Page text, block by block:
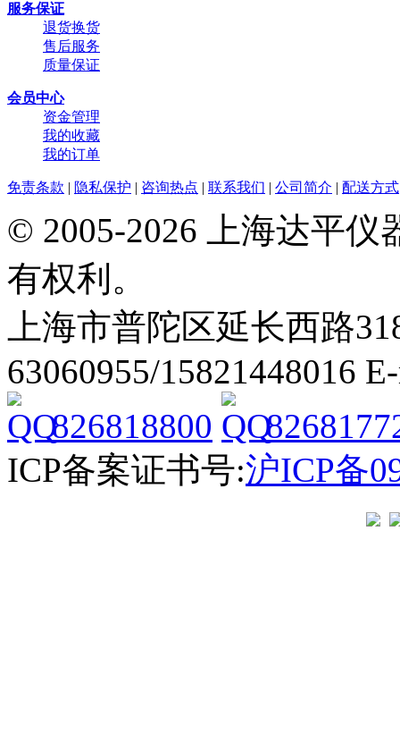
服务保证
退货换货
售后服务
质量保证
会员中心
资金管理
我的收藏
我的订单
免责条款 | 隐私保护 | 咨询热点 | 联系我们 | 公司简介 | 配送方式
© 2005-2026 上海达平
有权利。
上海市普陀区延长西路
63060955/15821448016
826818800
ICP备案证书号:沪ICP备